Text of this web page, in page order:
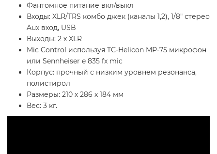
Фантомное питание вкл/выкл
Входы: XLR/TRS комбо джек (каналы 1,2), 1/8" стерео
Aux вход, USB
Выходы: 2 х XLR
Mic Control используя TC-Helicon МР-75 микрофон
или Sennheiser e 835 fx mic
Корпус: прочный с низким уровнем резонанса,
полистирол
Размеры: 210 х 286 х 184 мм
Вес: 3 кг.